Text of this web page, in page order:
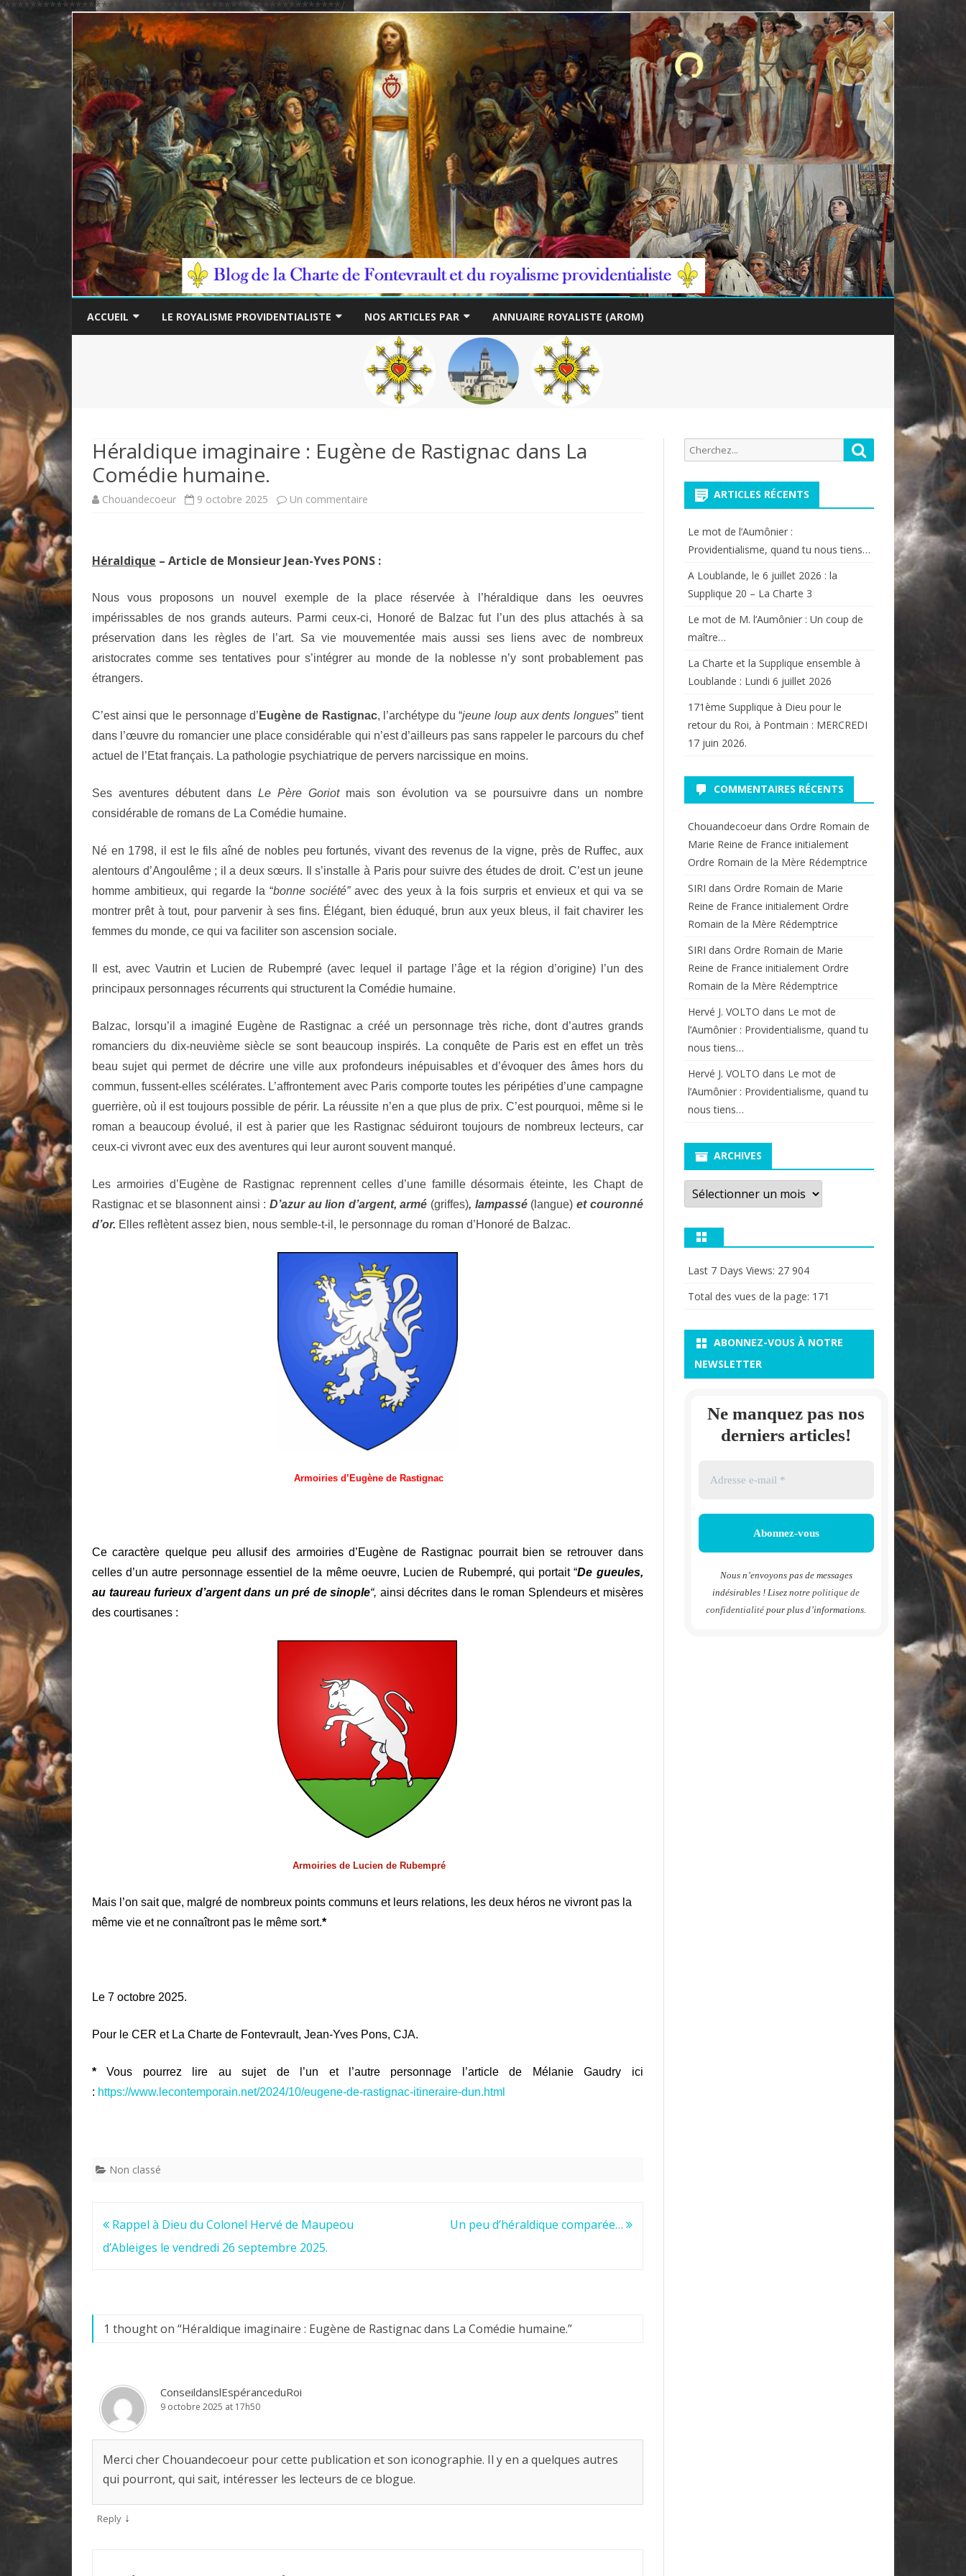
/****************************************************/
to
ACCUEIL LE ROYALISME PROVIDENTIALISTE
QUIÉTISME?
NOS ARTICLES PAR
THÉME
AUTEUR
ANNUAIRE ROYALISTE (AROM)
Héraldique imaginaire : Eugène de Rastignac dans La
Comédie humaine.
Chouandecoeur 9 octobre 2025 Un commentaire
Eugène
de
Comédie
humaine.
Héraldique – Article de Monsieur Jean-Yves PONS :
Nous vous proposons un nouvel exemple de la place réservée à l’héraldique dans les oeuvres
impérissables de nos grands auteurs. Parmi ceux-ci, Honoré de Balzac fut l’un des plus attachés à sa
préservation dans les règles de l’art. Sa vie mouvementée mais aussi ses liens avec de nombreux
aristocrates comme ses tentatives pour s’intégrer au monde de la noblesse n’y sont probablement pas
étrangers.
C’est ainsi que le personnage d’ Eugène de Rastignac, l’archétype du “jeune loup aux dents longues” tient
dans l’œuvre du romancier une place considérable qui n’est d’ailleurs pas sans rappeler le parcours du chef
actuel de l’Etat français. La pathologie psychiatrique de pervers narcissique en moins.
Ses aventures débutent dansLe Père Goriotmais son évolution va se poursuivre dans un nombre
considérable de romans de La Comédie humaine.
Né en 1798, il est le fils aîné de nobles peu fortunés, vivant des revenus de la vigne, près de Ruffec, aux
alentours d’Angoulême ; il a deux sœurs. Il s’installe à Paris pour suivre des études de droit. C’est un jeune
homme ambitieux, qui regarde la “bonne société”avec des yeux à la fois surpris et envieux et qui va se
montrer prêt à tout, pour parvenir à ses fins. Élégant, bien éduqué, brun aux yeux bleus, il fait chavirer les
femmes du monde, ce qui va faciliter son ascension sociale.
Il est, avec Vautrin et Lucien de Rubempré (avec lequel il partage l’âge et la région d’origine) l’un des
principaux personnages récurrents qui structurent la Comédie humaine.
Balzac, lorsqu’il a imaginé Eugène de Rastignac a créé un personnage très riche, dont d’autres grands
romanciers du dix-neuvième siècle se sont beaucoup inspirés. La conquête de Paris est en effet un très
beau sujet qui permet de décrire une ville aux profondeurs inépuisables et d’évoquer des âmes hors du
commun, fussent-elles scélérates. L’affrontement avec Paris comporte toutes les péripéties d’une campagne
guerrière, où il est toujours possible de périr. La réussite n’en a que plus de prix. C’est pourquoi, même si le
roman a beaucoup évolué, il est à parier que les Rastignac séduiront toujours de nombreux lecteurs, car
ceux-ci vivront avec eux des aventures qui leur auront souvent manqué.
Les armoiries d’Eugène de Rastignac reprennent celles d’une famille désormais éteinte, les Chapt de
Rastignac et se blasonnent ainsi : D’azur au lion d’argent, armé (griffes), lampassé (langue) et couronné
d’or. Elles reflètent assez bien, nous semble-t-il, le personnage du roman d’Honoré de Balzac.
Armoiries d’Eugène de Rastignac
Ce caractère quelque peu allusif des armoiries d’Eugène de Rastignac pourrait bien se retrouver dans
celles d’un autre personnage essentiel de la même oeuvre, Lucien de Rubempré, qui portait “De gueules,
au taureau furieux d’argent dans un pré de sinople“, ainsi décrites dans le roman Splendeurs et misères
des courtisanes :
Armoiries de Lucien de Rubempré
Mais l’on sait que, malgré de nombreux points communs et leurs relations, les deux héros ne vivront pas la
même vie et ne connaîtront pas le même sort.*
Le 7 octobre 2025.
Pour le CER et La Charte de Fontevrault, Jean-Yves Pons, CJA.
*Vous pourrez lire au sujet de l’un et l’autre personnage l’article de Mélanie Gaudry ici
: https://www.lecontemporain.net/2024/10/eugene-de-rastignac-itineraire-dun.html
Non classé
Navigation
de
Rappel à Dieu du Colonel Hervé de Maupeou
d’Ableiges le vendredi 26 septembre 2025.
Un peu d’héraldique comparée…
1 thought on “Héraldique imaginaire : Eugène de Rastignac dans La Comédie humaine.”
ConseildanslEspéranceduRoi
9 octobre 2025 at 17h50
Merci cher Chouandecoeur pour cette publication et son iconographie. Il y en a quelques autres
qui pourront, qui sait, intéresser les lecteurs de ce blogue.
Reply ↓
Recherche
pour:
Rechercher
ARTICLES RÉCENTS
Le mot de l’Aumônier :
Providentialisme, quand tu nous tiens…
A Loublande, le 6 juillet 2026 : la
Supplique 20 – La Charte 3
Le mot de M. l’Aumônier : Un coup de
maître…
La Charte et la Supplique ensemble à
Loublande : Lundi 6 juillet 2026
171ème Supplique à Dieu pour le
retour du Roi, à Pontmain : MERCREDI
17 juin 2026.
COMMENTAIRES RÉCENTS
Chouandecoeurdans Ordre Romain de
Marie Reine de France initialement
Ordre Romain de la Mère Rédemptrice
SIRI dans Ordre Romain de Marie
Reine de France initialement Ordre
Romain de la Mère Rédemptrice
SIRI dans Ordre Romain de Marie
Reine de France initialement Ordre
Romain de la Mère Rédemptrice
Hervé J. VOLTO dans Le mot de
l’Aumônier : Providentialisme, quand tu
nous tiens…
Hervé J. VOLTO dans Le mot de
l’Aumônier : Providentialisme, quand tu
nous tiens…
ARCHIVES
Archives
Last 7 Days Views: 27 904
Total des vues de la page: 171
ABONNEZ-VOUS À NOTRE
NEWSLETTER
Ne manquez pas nos
derniers articles!
Nous n’envoyons pas de messages
indésirables ! Lisez notrepolitique de
confidentialité pour plus d’informations.